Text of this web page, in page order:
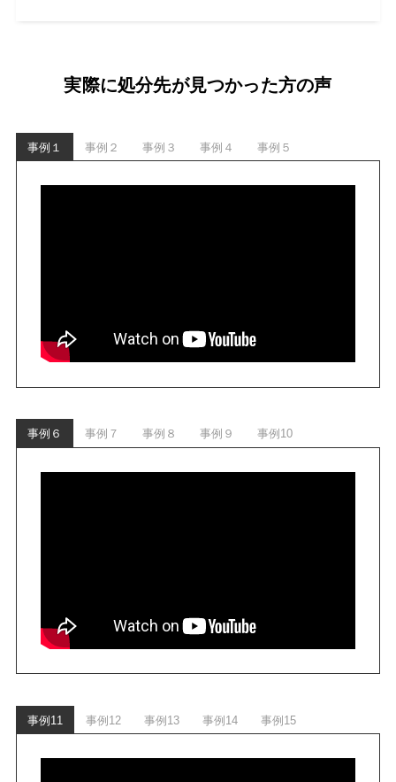
実際に処分先が見つかった方の声
事例１ 事例２ 事例３ 事例４ 事例５
事例６ 事例７ 事例８ 事例９ 事例10
事例11 事例12 事例13 事例14 事例15